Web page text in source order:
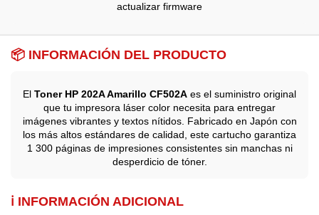
actualizar firmware
📦 INFORMACIÓN DEL PRODUCTO
El Toner HP 202A Amarillo CF502A es el suministro original
que tu impresora láser color necesita para entregar
imágenes vibrantes y textos nítidos. Fabricado en Japón con
los más altos estándares de calidad, este cartucho garantiza
1 300 páginas de impresiones consistentes sin manchas ni
desperdicio de tóner.
ℹ️ INFORMACIÓN ADICIONAL